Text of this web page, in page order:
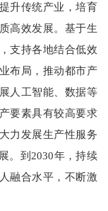
升传统产业，培育
高效发展。基于生
支持各地结合低效
布局，推动都市产
人工智能、数据等
要素具有较高要求
力发展生产性服务
。到2030年，持续
融合水平，不断激